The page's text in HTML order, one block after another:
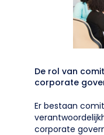
De rol van
corporate
Er bestaan
corporate